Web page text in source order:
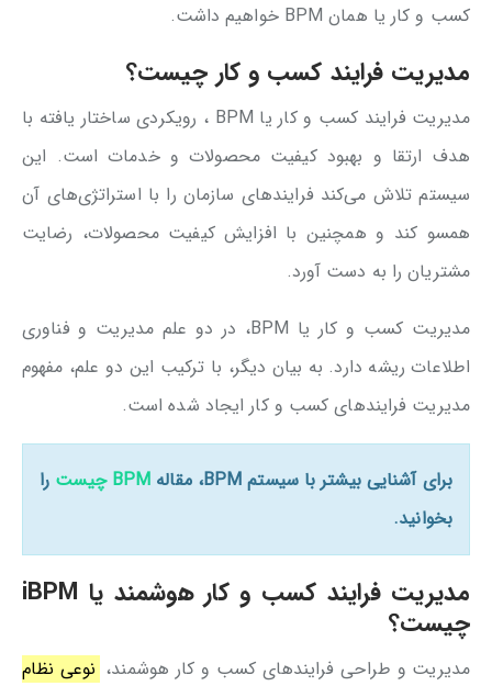
کسب و کار یا همان BPM خواهیم داشت.
مدیریت فرایند کسب و کار چیست؟
مدیریت فرایند کسب و کار یا BPM ، رویکردی ساختار یافته با
هدف ارتقا و بهبود کیفیت محصولات و خدمات است. این
سیستم تلاش می‌کند فرایندهای سازمان را با استراتژی‌های آن
همسو کند و همچنین با افزایش کیفیت محصولات، رضایت
مشتریان را به دست آورد.
مدیریت کسب و کار یا BPM، در دو علم مدیریت و فناوری
اطلاعات ریشه دارد. به بیان دیگر، با ترکیب این دو علم، مفهوم
مدیریت فرایندهای کسب و کار ایجاد شده است.
برای آشنایی بیشتر با سیستم BPM، مقاله BPM چیست
را
بخوانید.
مدیریت فرایند کسب و کار هوشمند یا iBPM
چیست؟
مدیریت و طراحی فرایندهای کسب و کار هوشمند، نوعی نظام